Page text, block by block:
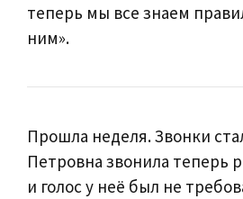
теперь мы все знаем
ним».
Прошла неделя. Звонки
Петровна звонила теперь
и голос у неё был не